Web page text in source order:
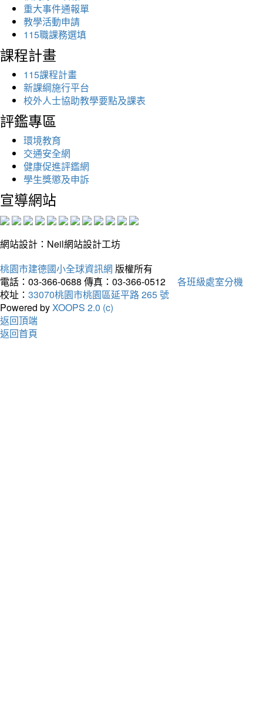
重大事件通報單
教學活動申請
115職課務選填
課程計畫
115課程計畫
新課綱施行平台
校外人士協助教學要點及課表
評鑑專區
環境教育
交通安全網
健康促進評鑑網
學生獎懲及申訴
宣導網站
網站設計：Neil網站設計工坊
桃園市建德國小全球資訊網 版權所有
電話：03-366-0688 傳真：03-366-0512
各班級處室分機
校址： 33070桃園市桃園區延平路 265 號
Powered byXOOPS 2.0 (c)
返回頂端
返回首頁